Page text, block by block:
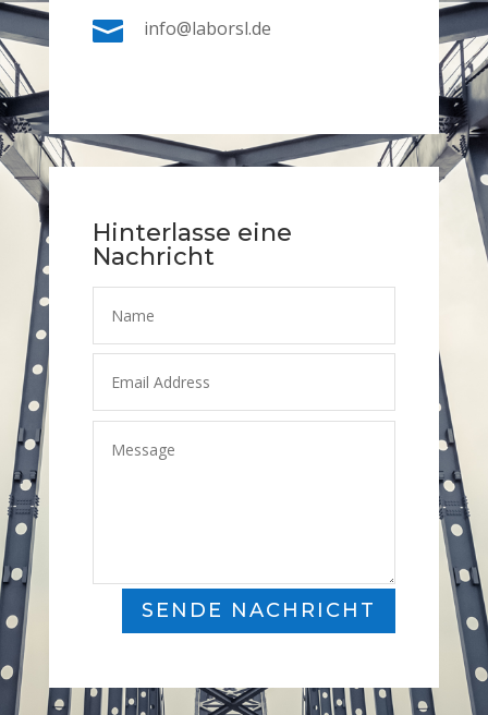
 info@laborsl.de
Hinterlasse eine
Nachricht
SENDE NACHRICHT